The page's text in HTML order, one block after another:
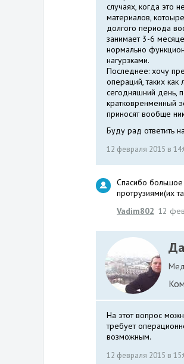
случаях, когда это
материалов,
долгого периода
занимает 3-6
нормально
нагурзками.
Последнее: хочу
операций, таких как
сегодняшний день,
кратковренменный
приносят вообще
Буду рад ответить
12 февраля 2015 в
Спасибо большое
протрузиями(их
Vadim802 12
На этот вопрос
требует
возможным.
12 февраля 2015 в